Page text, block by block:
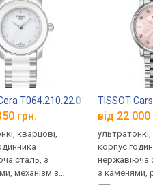
T064.210.22.016.00
грн.
кварцові,
сталь, з
механізм з
TISSOT
від 22 000
корпус
нержавіюча
з каменями,